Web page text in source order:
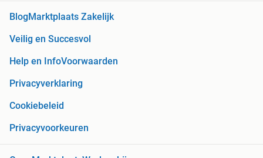
BlogMarktplaats Zakelijk
Veilig en Succesvol
Help en InfoVoorwaarden
Privacyverklaring
Cookiebeleid
Privacyvoorkeuren